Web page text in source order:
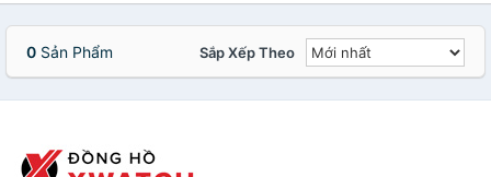
0 Sản Phẩm Sắp Xếp Theo